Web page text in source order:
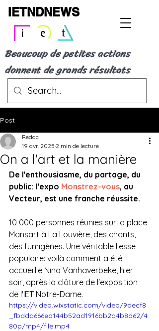
IETNDNEWS
Beaucoup de petites actions
donnent de grands résultats
Post
On a l'art et la manière
Redac
19 avr. 2025 2 min de lecture
De l'enthousiasme, du partage, du
public: l'expo Monstrez-vous, au
Vecteur, est une franche réussite.
10 000 personnes réunies sur la place
Mansart à La Louvière, des chants,
des fumigènes. Une véritable liesse
populaire: voilà comment a été
accueillie Nina Vanhaverbeke, hier
soir, après la clôture de l'exposition
de l'IET Notre-Dame.
https://video.wixstatic.com/video/9decf8
_fbddd666ea144b52ad1916bb2a4b8d62/4
80p/mp4/file.mp4